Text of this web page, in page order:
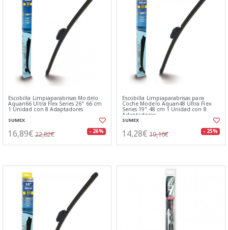
Escobilla Limpiaparabrisas Modelo
Aquan66 Ultra Flex Series 26" 66 cm
1 Unidad con 8 Adaptadores
SUMEX
16,89€ 22,82€ - 26%
Escobilla Limpiaparabrisas para
Coche Modelo Aquan48 Ultra Flex
Series 19" 48 cm 1 Unidad con 8
Adaptadores
SUMEX
14,28€ 19,16€ - 25%